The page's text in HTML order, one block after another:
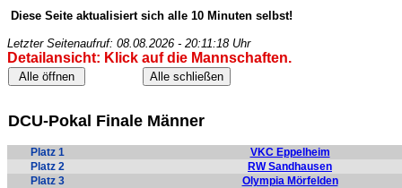
Diese Seite aktualisiert sich alle 10 Minuten selbst!
Letzter Seitenaufruf: 08.08.2026 - 20:11:18 Uhr
Detailansicht: Klick auf die Mannschaften.
DCU-Pokal Finale Männer
Platz 1
VKC Eppelheim
Platz 2
RW Sandhausen
Platz 3
Olympia Mörfelden